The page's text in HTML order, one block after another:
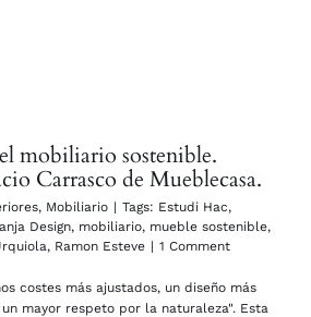
mobiliario sostenible.
Carrasco de Mueblecasa.
, Mobiliario | Tags: Estudi Hac,
Design, mobiliario, mueble sostenible,
, Ramon Esteve | 1 Comment
costes más ajustados, un diseño más
mayor respeto por la naturaleza". Esta